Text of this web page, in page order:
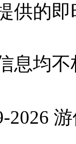
供的
息均
2026